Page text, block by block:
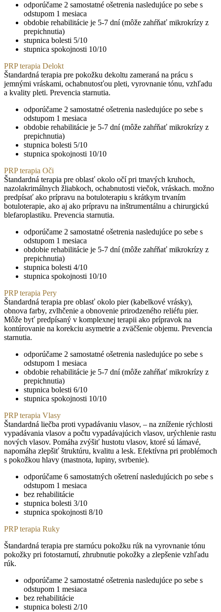
odporúčame 2 samostatné ošetrenia nasledujúce po sebe s
odstupom 1 mesiaca
obdobie rehabilitácie je 5-7 dní (môže zahŕňať mikrokrízy z
prepichnutia)
stupnica bolesti 5/10
stupnica spokojnosti 10/10
PRP terapia Delokt
Štandardná terapia pre pokožku dekoltu zameraná na prácu s
jemnými vráskami, ochabnutosťou pleti, vyrovnanie tónu, vzhľadu
a kvality pleti. Prevencia starnutia.
odporúčame 2 samostatné ošetrenia nasledujúce po sebe s
odstupom 1 mesiaca
obdobie rehabilitácie je 5-7 dní (môže zahŕňať mikrokrízy z
prepichnutia)
stupnica bolesti 5/10
stupnica spokojnosti 10/10
PRP terapia Oči
Štandardná terapia pre oblasť okolo očí pri tmavých kruhoch,
nazolakrimálnych žliabkoch, ochabnutosti viečok, vráskach. možno
predpísať ako prípravu na botuloterapiu s krátkym trvaním
botuloterapie, ako aj ako prípravu na inštrumentálnu a chirurgickú
blefaroplastiku. Prevencia starnutia.
odporúčame 2 samostatné ošetrenia nasledujúce po sebe s
odstupom 1 mesiaca
obdobie rehabilitácie je 5-7 dní (môže zahŕňať mikrokrízy z
prepichnutia)
stupnica bolesti 4/10
stupnica spokojnosti 10/10
PRP terapia Pery
Štandardná terapia pre oblasť okolo pier (kabelkové vrásky),
obnova farby, zvlhčenie a obnovenie prirodzeného reliéfu pier.
Môže byť predpísaný v komplexnej terapii ako prípravok na
kontúrovanie na korekciu asymetrie a zväčšenie objemu. Prevencia
starnutia.
odporúčame 2 samostatné ošetrenia nasledujúce po sebe s
odstupom 1 mesiaca
obdobie rehabilitácie je 5-7 dní (môže zahŕňať mikrokrízy z
prepichnutia)
stupnica bolesti 6/10
stupnica spokojnosti 10/10
PRP terapia Vlasy
Štandardná liečba proti vypadávaniu vlasov, – na zníženie rýchlosti
vypadávania vlasov a počtu vypadávajúcich vlasov, urýchlenie rastu
nových vlasov. Pomáha zvýšiť hustotu vlasov, ktoré sú lámavé,
napomáha zlepšiť štruktúru, kvalitu a lesk. Efektívna pri problémoch
s pokožkou hlavy (mastnota, lupiny, svrbenie).
odporúčame 6 samostatných ošetrení nasledujúcich po sebe s
odstupom 1 mesiaca
bez rehabilitácie
stupnica bolesti 3/10
stupnica spokojnosti 8/10
PRP terapia Ruky
Štandardná terapia pre starnúcu pokožku rúk na vyrovnanie tónu
pokožky pri fotostarnutí, zhrubnutie pokožky a zlepšenie vzhľadu
rúk.
odporúčame 2 samostatné ošetrenia nasledujúce po sebe s
odstupom 1 mesiaca
bez rehabilitácie
stupnica bolesti 2/10